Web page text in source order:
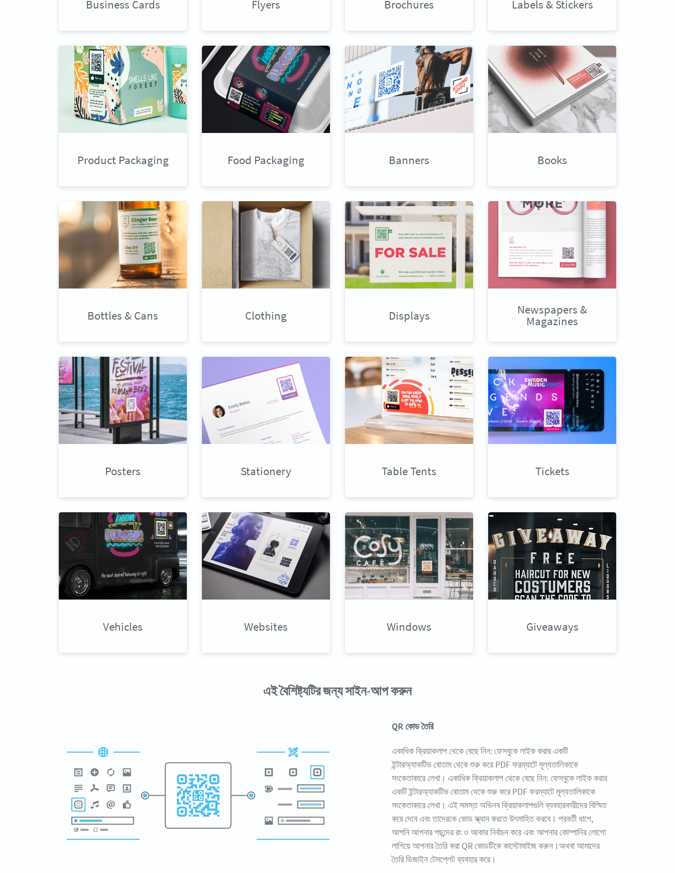
Business Cards Flyers Brochures Labels & Stickers
Product Packaging Food Packaging Banners Books
Bottles & Cans Clothing Displays Newspapers &
Magazines
Posters Stationery Table Tents Tickets
Vehicles Websites Windows Giveaways
এই বৈশিষ্ট্যটির জন্য সাইন-আপ করুন
QR কোড তৈরি
একাধিক ক্রিয়াকলাপ থেকে বেছে নিন: ফেসবুকে লাইক করার একটি
ইন্টারঅ্যাকটিভ বোতাম থেকে শুরু করে PDF ফরম্যাটে মূল্যতালিকাকে
সংকেতাকারে লেখা। একাধিক ক্রিয়াকলাপ থেকে বেছে নিন: ফেসবুকে লাইক করার
একটি ইন্টারঅ্যাকটিভ বোতাম থেকে শুরু করে PDF ফরম্যাটে মূল্যতালিকাকে
সংকেতাকারে লেখা। এই সমস্ত অভিনব ক্রিয়াকলাপগুলি ব্যবহারকারীদের বিস্মিত
করে দেবে এবং তাদেরকে কোড স্ক্যান করতে উৎসাহিত করবে। পরবর্তী ধাপে,
আপনি আপনার পছন্দের রং ও আকার নির্বাচন করে এবং আপনার কোম্পানির লোগো
লাগিয়ে আপনার তৈরি করা QR কোডটিকে কাস্টোমাইজ করুন।অথবা আমাদের
তৈরি ডিজাইন টেমপ্লেট ব্যবহার করে।